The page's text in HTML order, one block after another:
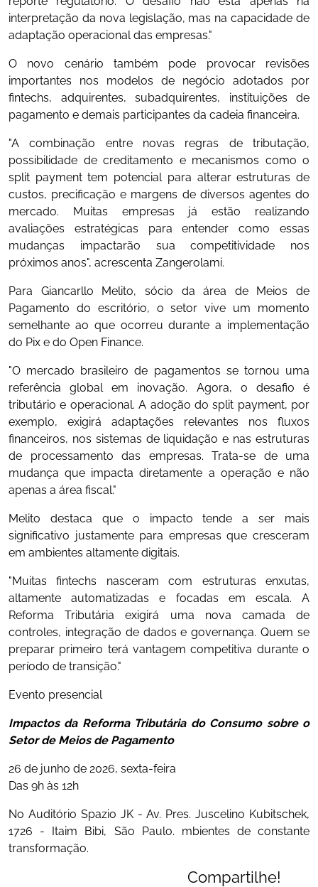
interpretação da nova legislação, mas na capacidade de
adaptação operacional das empresas."
O novo cenário também pode provocar revisões
importantes nos modelos de negócio adotados por
fintechs, adquirentes, subadquirentes, instituições de
pagamento e demais participantes da cadeia financeira.
"A combinação entre novas regras de tributação,
possibilidade de creditamento e mecanismos como o
split payment tem potencial para alterar estruturas de
custos, precificação e margens de diversos agentes do
mercado. Muitas empresas já estão realizando
avaliações estratégicas para entender como essas
mudanças impactarão sua competitividade nos
próximos anos", acrescenta Zangerolami.
Para Giancarllo Melito, sócio da área de Meios de
Pagamento do escritório, o setor vive um momento
semelhante ao que ocorreu durante a implementação
do Pix e do Open Finance.
"O mercado brasileiro de pagamentos se tornou uma
referência global em inovação. Agora, o desafio é
tributário e operacional. A adoção do split payment, por
exemplo, exigirá adaptações relevantes nos fluxos
financeiros, nos sistemas de liquidação e nas estruturas
de processamento das empresas. Trata-se de uma
mudança que impacta diretamente a operação e não
apenas a área fiscal."
Melito destaca que o impacto tende a ser mais
significativo justamente para empresas que cresceram
em ambientes altamente digitais.
"Muitas fintechs nasceram com estruturas enxutas,
altamente automatizadas e focadas em escala. A
Reforma Tributária exigirá uma nova camada de
controles, integração de dados e governança. Quem se
preparar primeiro terá vantagem competitiva durante o
período de transição."
Evento presencial
Impactos da Reforma Tributária do Consumo sobre o
Setor de Meios de Pagamento
26 de junho de 2026, sexta-feira
Das 9h às 12h
No Auditório Spazio JK - Av. Pres. Juscelino Kubitschek,
1726 - Itaim Bibi, São Paulo. mbientes de constante
transformação.
Compartilhe!